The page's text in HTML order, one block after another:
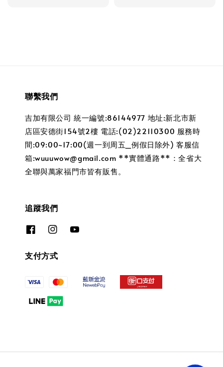
聯繫我們
吉加有限公司 統一編號:86144977 地址:新北市新
店區安德街154號2樓 電話:(02)22110300 服務時
間:09:00~17:00(週一到周五_例假日除外) 客服信
箱:wuuuwow@gmail.com **實體通路**：全省大
全聯與萬家福門市皆有販售。
追蹤我們
支付方式